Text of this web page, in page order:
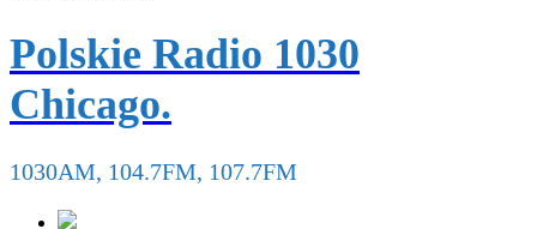
Polskie Radio 1030
Chicago.
1030AM, 104.7FM, 107.7FM